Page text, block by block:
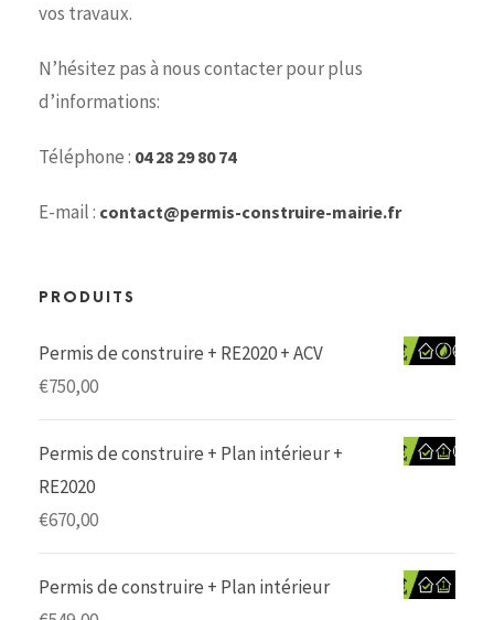
vos travaux.
N’hésitez pas à nous contacter pour plus
d’informations:
Téléphone : 04 28 29 80 74
E-mail : contact@permis-construire-mairie.fr
PRODUITS
Permis de construire + RE2020 + ACV
€750,00
Permis de construire + Plan intérieur +
RE2020
€670,00
Permis de construire + Plan intérieur